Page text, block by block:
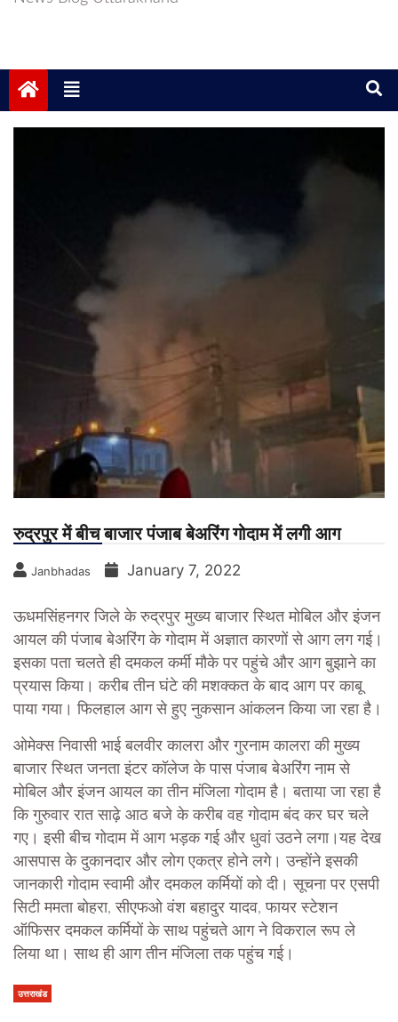
रुद्रपुर में बीच बाजार पंजाब बेअरिंग गोदाम में लगी आग
Janbhadas January 7, 2022
ऊधमसिंहनगर जिले के रुद्रपुर मुख्य बाजार स्थित मोबिल और इंजन
आयल की पंजाब बेअरिंग के गोदाम में अज्ञात कारणों से आग लग गई।
इसका पता चलते ही दमकल कर्मी मौके पर पहुंचे और आग बुझाने का
प्रयास किया। करीब तीन घंटे की मशक्कत के बाद आग पर काबू
पाया गया। फिलहाल आग से हुए नुकसान आंकलन किया जा रहा है।
ओमेक्स निवासी भाई बलवीर कालरा और गुरनाम कालरा की मुख्य
बाजार स्थित जनता इंटर कॉलेज के पास पंजाब बेअरिंग नाम से
मोबिल और इंजन आयल का तीन मंजिला गोदाम है। बताया जा रहा है
कि गुरुवार रात साढ़े आठ बजे के करीब वह गोदाम बंद कर घर चले
गए। इसी बीच गोदाम में आग भड़क गई और धुवां उठने लगा।यह देख
आसपास के दुकानदार और लोग एकत्र होने लगे। उन्होंने इसकी
जानकारी गोदाम स्वामी और दमकल कर्मियों को दी। सूचना पर एसपी
सिटी ममता बोहरा, सीएफओ वंश बहादुर यादव, फायर स्टेशन
ऑफिसर दमकल कर्मियों के साथ पहुंचते आग ने विकराल रूप ले
लिया था। साथ ही आग तीन मंजिला तक पहुंच गई।
उत्तराखंड